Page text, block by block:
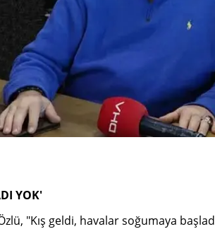
YOK'
"Kış geldi, havalar soğumaya